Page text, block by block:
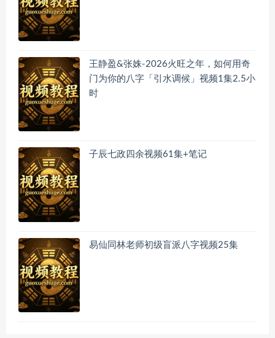
王静盈&张姝-2026火旺之年，如何用奇
门为你的八字「引水调候」视频1集2.5小
时
子辰七政四余视频61集+笔记
易仙同林老师初级盲派八字视频25集